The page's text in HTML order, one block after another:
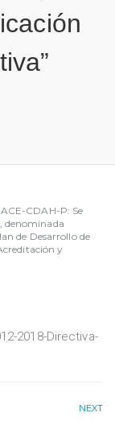
CDAH-P: Se
denominada
de Desarrollo de
y
2018-Directiva-
NEXT